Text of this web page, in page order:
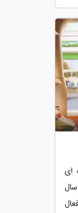
ای
شعبه فعال